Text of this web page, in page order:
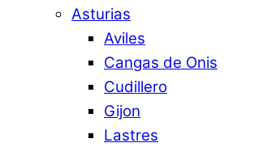
Asturias
Aviles
Cangas de Onis
Cudillero
Gijon
Lastres